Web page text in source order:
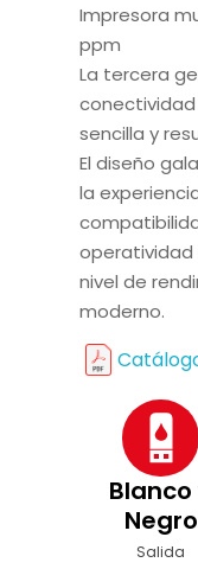
Impresora
ppm
La tercera
sencilla y
El diseño
la
operatividad
nivel de
moderno.
Blanco
Negro
Salida